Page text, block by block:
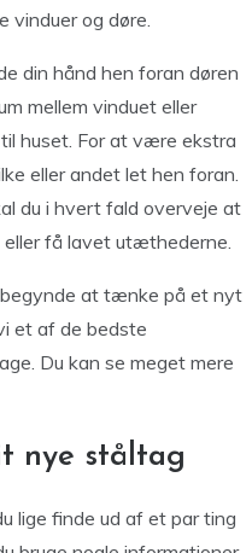
vinduer og døre.
din hånd hen foran døren
mellem vinduet eller
huset. For at være ekstra
eller andet let hen foran.
du i hvert fald overveje at
eller få lavet utæthederne.
begynde at tænke på et nyt
et af de bedste
Du kan se meget mere
nye ståltag
lige finde ud af et par ting